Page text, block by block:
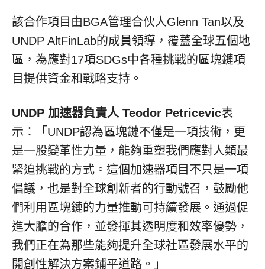
該合作項目由BGA管理合伙人Glenn Tan以及
UNDP AltFinLab的成員領導，覆蓋全球五個地
區，為應對17項SDGs中各種挑戰的區塊鏈項
目提供資金和戰略支持。
UNDP 加速器負責人 Teodor Petricevic表
示：「UNDP認為區塊鏈不僅是一項技術，更
是一股變革性力量，能夠重塑我們應對人類最
緊迫挑戰的方式。這個加速器項目不只是一項
倡議，也是對全球創新者的行動號召，鼓勵他
們利用區塊鏈的力量推動可持續發展。通過促
進大膽的合作，並發揮其透明度和效率優勢，
我們正在為那些能夠提升全球社區發展水平的
開創性解決方案鋪平道路。」